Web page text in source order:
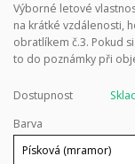
Výborné letové
na krátké vzdálenosti,
obratlíkem č.3. Pokud
to do poznámky při
Dostupnost
Barva